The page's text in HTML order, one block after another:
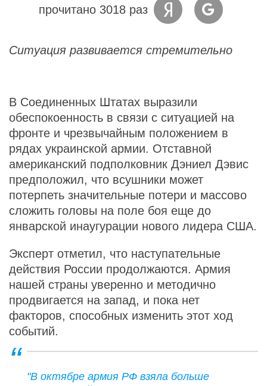
прочитано 3018 раз
Ситуация развивается стремительно
В Соединенных Штатах выразили
обеспокоенность в связи с ситуацией на
фронте и чрезвычайным положением в
рядах украинской армии. Отставной
американский подполковник Дэниел Дэвис
предположил, что всушники может
потерпеть значительные потери и массово
сложить головы на поле боя еще до
январской инаугурации нового лидера США.
Эксперт отметил, что наступательные
действия России продолжаются. Армия
нашей страны уверенно и методично
продвигается на запад, и пока нет
факторов, способных изменить этот ход
событий.
"В октябре армия РФ взяла больше